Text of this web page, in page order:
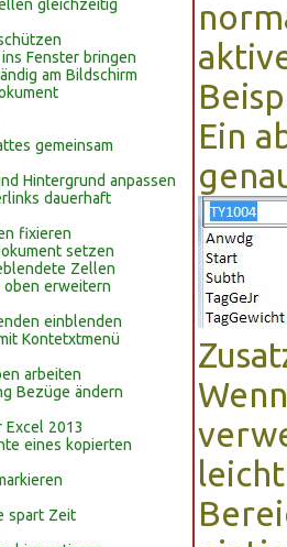
gleichzeitig
Fenster bringen
am Bildschirm
gemeinsam
Hintergrund anpassen
dauerhaft
fixieren
setzen
Zellen
oben erweitern
einblenden
Kontetxtmenü
arbeiten
Bezüge ändern
Excel 2013
eines kopierten
spart Zeit
Ein